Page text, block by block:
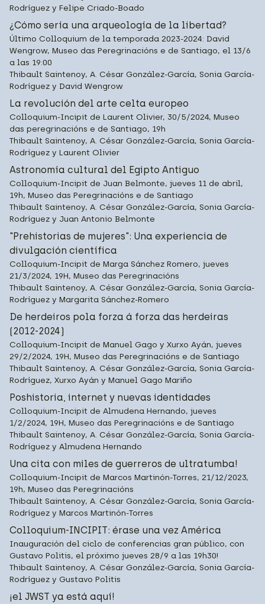
Rodríguez y Felipe Criado-Boado
¿Cómo sería una arqueología de la libertad?
Último Colloquium de la temporada 2023-2024: David
Wengrow, Museo das Peregrinacións e de Santiago, el 13/6
a las 19:00
Thibault Saintenoy, A. César González-García, Sonia García-
Rodríguez y David Wengrow
La revolución del arte celta europeo
Colloquium-Incipit de Laurent Olivier, 30/5/2024, Museo
das peregrinacións e de Santiago, 19h
Thibault Saintenoy, A. César González-García, Sonia García-
Rodríguez y Laurent Olivier
Astronomía cultural del Egipto Antiguo
Colloquium-Incipit de Juan Belmonte, jueves 11 de abril,
19h, Museo das Peregrinacións e de Santiago
Thibault Saintenoy, A. César González-García, Sonia García-
Rodríguez y Juan Antonio Belmonte
"Prehistorias de mujeres": Una experiencia de
divulgación científica
Colloquium-Incipit de Marga Sánchez Romero, jueves
21/3/2024, 19H, Museo das Peregrinacións
Thibault Saintenoy, A. César González-García, Sonia García-
Rodríguez y Margarita Sánchez-Romero
De herdeiros pola forza á forza das herdeiras
(2012-2024)
Colloquium-Incipit de Manuel Gago y Xurxo Ayán, jueves
29/2/2024, 19H, Museo das Peregrinacións e de Santiago
Thibault Saintenoy, A. César González-García, Sonia García-
Rodríguez, Xurxo Ayán y Manuel Gago Mariño
Poshistoria, internet y nuevas identidades
Colloquium-Incipit de Almudena Hernando, jueves
1/2/2024, 19H, Museo das Peregrinacións e de Santiago
Thibault Saintenoy, A. César González-García, Sonia García-
Rodríguez y Almudena Hernando
Una cita con miles de guerreros de ultratumba!
Colloquium-Incipit de Marcos Martinón-Torres, 21/12/2023,
19h, Museo das Peregrinacións
Thibault Saintenoy, A. César González-García, Sonia García-
Rodríguez y Marcos Martinón-Torres
Colloquium-INCIPIT: érase una vez América
Inauguración del ciclo de conferencias gran público, con
Gustavo Politis, el próximo jueves 28/9 a las 19h30!
Thibault Saintenoy, A. César González-García, Sonia García-
Rodríguez y Gustavo Politis
¡el JWST ya está aquí!